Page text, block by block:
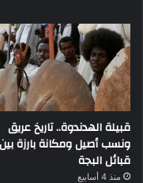
قبيلة الهدندوة.. تاريخ عريق
ونسب أصيل ومكانة بارزة بين
قبائل البجة
منذ 4 أسابيع